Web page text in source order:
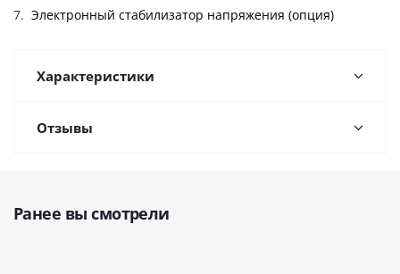
Электронный стабилизатор напряжения (опция)
Характеристики
Отзывы
Ранее вы смотрели